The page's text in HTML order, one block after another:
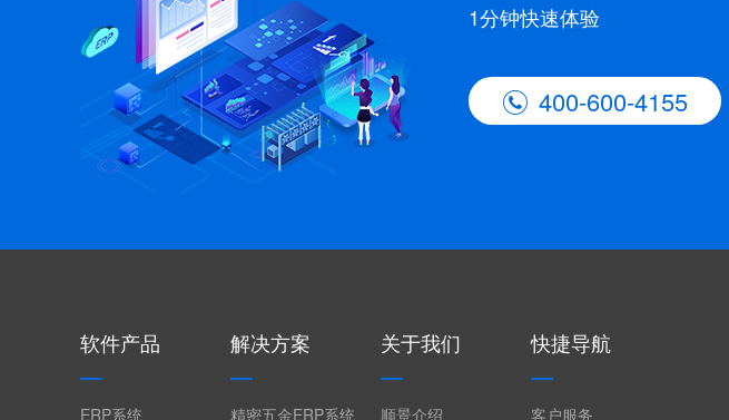
1分钟快速体验
 400-600-4155
软件产品
ERP系统
解决方案
精密五金ERP系统
关于我们
顺景介绍
快捷导航
客户服务